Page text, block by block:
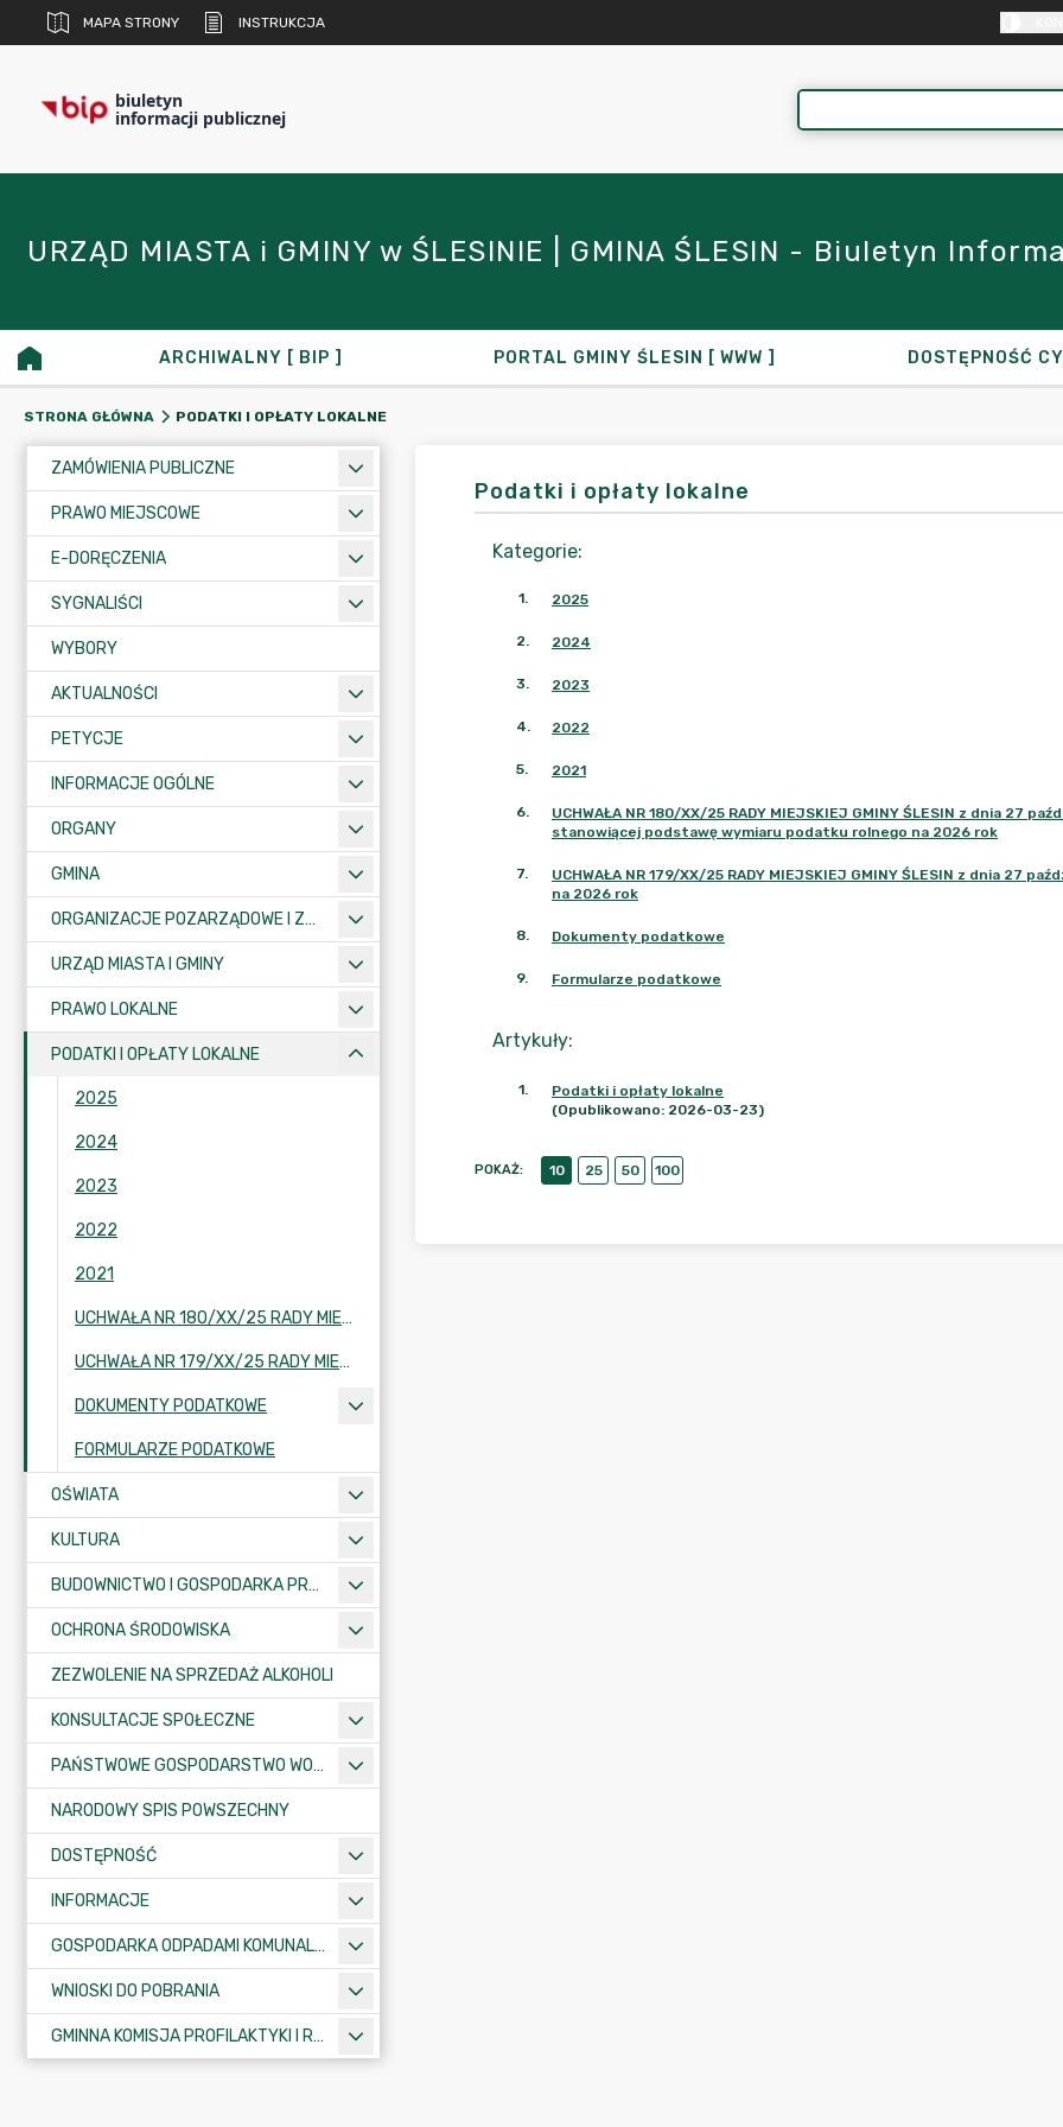
MAPA STRONY INSTRUKCJA
biuletyn
informacji publicznej
URZĄD MIASTA i GMINY w ŚLESINIE | GMINA ŚLESIN - Biuletyn
ARCHIWALNY [ BIP ] PORTAL GMINY ŚLESIN [ WWW ] DOSTĘPNOŚĆ
STRONA GŁÓWNA PODATKI I OPŁATY LOKALNE
ZAMÓWIENIA PUBLICZNE
PRAWO MIEJSCOWE
E-DORĘCZENIA
SYGNALIŚCI
WYBORY
AKTUALNOŚCI
PETYCJE
INFORMACJE OGÓLNE
ORGANY
GMINA
ORGANIZACJE POZARZĄDOWE I ZWIĄZKI MIĘDZYGMINNE
URZĄD MIASTA I GMINY
PRAWO LOKALNE
PODATKI I OPŁATY LOKALNE
2025
2024
2023
2022
2021
UCHWAŁA NR 180/XX/25 RADY MIEJSKIEJ GMINY ŚLESIN Z DNIA 27 PAŹDZIERNIKA 2025 R. W SPRAWIE OBNIŻENIA CENY SKUPU ŻYTA STANOWIĄCEJ PODSTAWĘ WYMIARU PODATKU ROLNEGO NA 2026 ROK
UCHWAŁA NR 179/XX/25 RADY MIEJSKIEJ GMINY ŚLESIN Z DNIA 27 PAŹDZIERNIKA 2025 R. W SPRAWIE STAWEK PODATKU OD NIERUCHOMOŚCI NA 2026 ROK
DOKUMENTY PODATKOWE
FORMULARZE PODATKOWE
OŚWIATA
KULTURA
BUDOWNICTWO I GOSPODARKA PRZESTRZENNA
OCHRONA ŚRODOWISKA
ZEZWOLENIE NA SPRZEDAŻ ALKOHOLI
KONSULTACJE SPOŁECZNE
PAŃSTWOWE GOSPODARSTWO WODNE WODY POLSKIE
NARODOWY SPIS POWSZECHNY
DOSTĘPNOŚĆ
INFORMACJE
GOSPODARKA ODPADAMI KOMUNALNYMI
WNIOSKI DO POBRANIA
GMINNA KOMISJA PROFILAKTYKI I ROZWIĄZYWANIA PROBLEMÓW ALKOHOLOWYCH
Podatki i opłaty lokalne
Kategorie:
1. 2025
2. 2024
3. 2023
4. 2022
5. 2021
6.
UCHWAŁA NR 180/XX/25 RADY MIEJSKIEJ GMINY ŚLESIN z dnia 27
stanowiącej podstawę wymiaru podatku rolnego na 2026 rok
7.
UCHWAŁA NR 179/XX/25 RADY MIEJSKIEJ GMINY ŚLESIN z dnia 27
na 2026 rok
8. Dokumenty podatkowe
9. Formularze podatkowe
Artykuły:
1.
Podatki i opłaty lokalne
(Opublikowano: 2026-03-23)
POKAŻ: 10 25 50 100